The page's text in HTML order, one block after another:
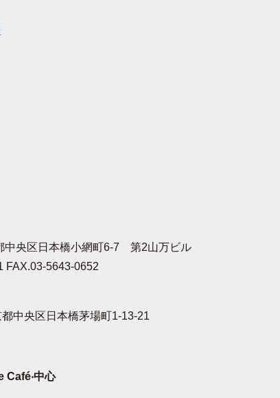
中央区日本橋小網町6-7 第2山万ビル
FAX.03-5643-0652
中央区日本橋茅場町1-13-21
Café‧中心